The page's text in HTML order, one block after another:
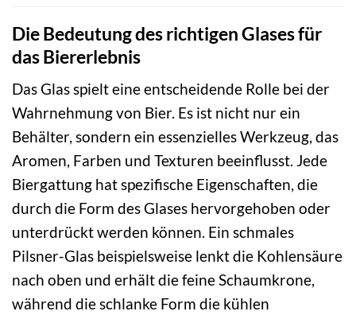
Die Bedeutung des richtigen Glases für
das Biererlebnis
Das Glas spielt eine entscheidende Rolle bei der
Wahrnehmung von Bier. Es ist nicht nur ein
Behälter, sondern ein essenzielles Werkzeug, das
Aromen, Farben und Texturen beeinflusst. Jede
Biergattung hat spezifische Eigenschaften, die
durch die Form des Glases hervorgehoben oder
unterdrückt werden können. Ein schmales
Pilsner-Glas beispielsweise lenkt die Kohlensäure
nach oben und erhält die feine Schaumkrone,
während die schlanke Form die kühlen